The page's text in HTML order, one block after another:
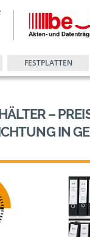
FESTPLATTEN
–
IN